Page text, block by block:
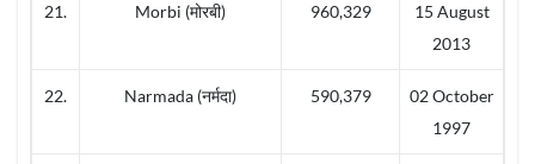
21. Morbi (मोरबी) 960,329
15 August
2013
22. Narmada (नर्मदा) 590,379
02 October
1997